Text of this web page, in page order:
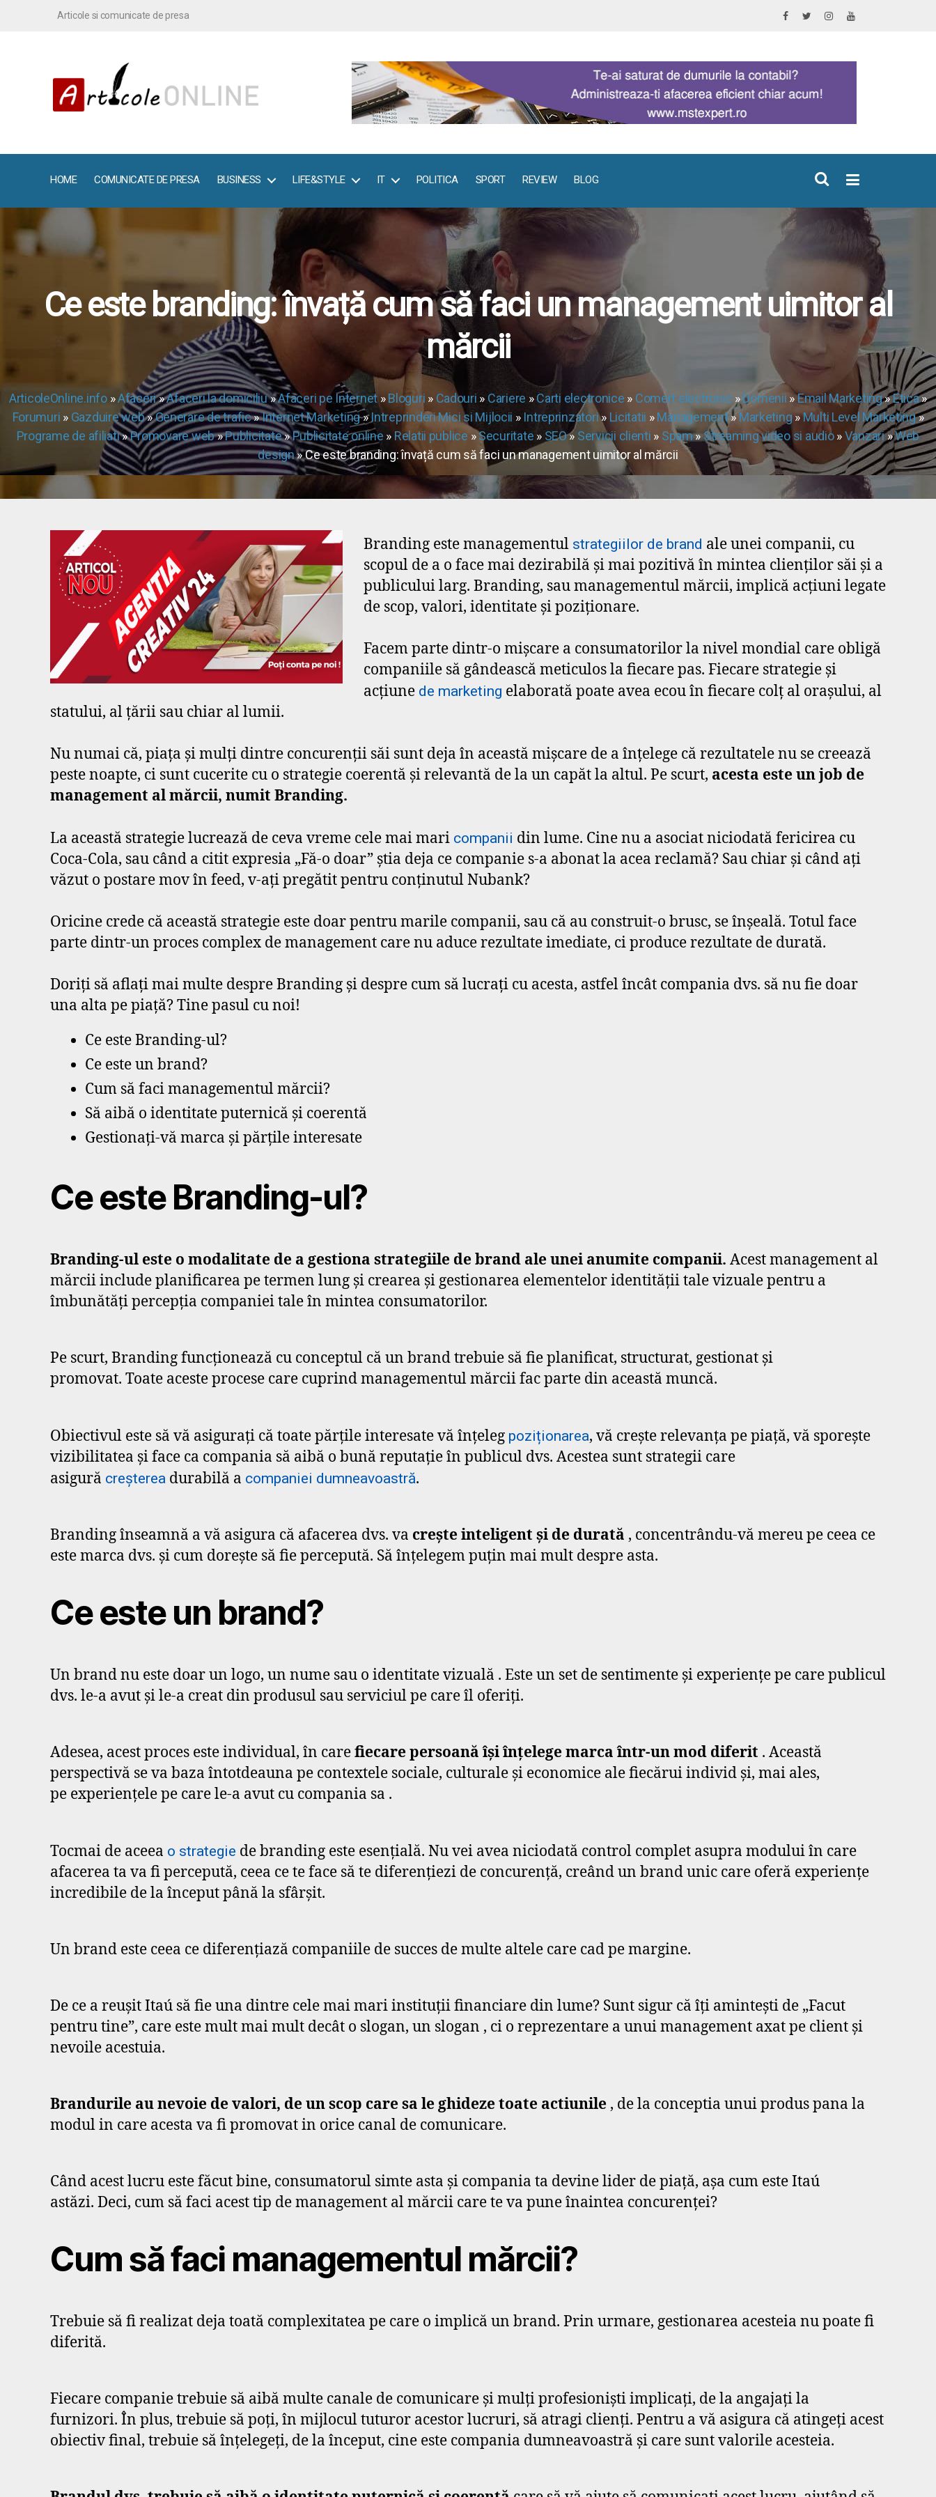
Articole si comunicate de presa
HOME COMUNICATE DE PRESA BUSINESS LIFE&STYLE IT POLITICA SPORT REVIEW BLOG
Ce este branding: învață cum să faci un management uimitor al
mărcii
ArticoleOnline.info»Afaceri»Afaceri la domiciliu»Afaceri pe Internet»Bloguri » Cadouri » Cariere »Carti electronice » Comert electronic »Domenii »Email Marketing»Etica»
Forumuri » Gazduire web»Generare de trafic»Internet Marketing»Intreprinderi Mici si Mijlocii » Intreprinzatori» Licitatii »Management»Marketing»Multi Level Marketing»
Programe de afiliati»Promovare web»Publicitate»Publicitate online » Relatii publice »Securitate » SEO» Servicii clienti » Spam»Streaming video si audio»Vanzari»Web
design» Ce este branding: învață cum să faci un management uimitor al mărcii
Branding este managementul strategiilor de brand ale unei companii, cu
scopul de a o face mai dezirabilă și mai pozitivă în mintea clienților săi și a
publicului larg. Branding, sau managementul mărcii, implică acțiuni legate
de scop, valori, identitate și poziționare.
Facem parte dintr-o mișcare a consumatorilor la nivel mondial care obligă
companiile să gândească meticulos la fiecare pas. Fiecare strategie și
acțiune de marketing elaborată poate avea ecou în fiecare colț al orașului, al
statului, al țării sau chiar al lumii.
Nu numai că, piața și mulți dintre concurenții săi sunt deja în această mișcare de a înțelege că rezultatele nu se creează
peste noapte, ci sunt cucerite cu o strategie coerentă și relevantă de la un capăt la altul. Pe scurt, acesta este un job de
management al mărcii, numit Branding.
La această strategie lucrează de ceva vreme cele mai mari companii din lume. Cine nu a asociat niciodată fericirea cu
Coca-Cola, sau când a citit expresia „Fă-o doar” știa deja ce companie s-a abonat la acea reclamă? Sau chiar și când ați
văzut o postare mov în feed, v-ați pregătit pentru conținutul Nubank?
Oricine crede că această strategie este doar pentru marile companii, sau că au construit-o brusc, se înșeală. Totul face
parte dintr-un proces complex de management care nu aduce rezultate imediate, ci produce rezultate de durată.
Doriți să aflați mai multe despre Branding și despre cum să lucrați cu acesta, astfel încât compania dvs. să nu fie doar
una alta pe piață? Tine pasul cu noi!
Ce este Branding-ul?
Ce este un brand?
Cum să faci managementul mărcii?
Să aibă o identitate puternică și coerentă
Gestionați-vă marca și părțile interesate
Ce este Branding-ul?
Branding-ul este o modalitate de a gestiona strategiile de brand ale unei anumite companii. Acest management al
mărcii include planificarea pe termen lung și crearea și gestionarea elementelor identității tale vizuale pentru a
îmbunătăți percepția companiei tale în mintea consumatorilor.
Pe scurt, Branding funcționează cu conceptul că un brand trebuie să fie planificat, structurat, gestionat și
promovat. Toate aceste procese care cuprind managementul mărcii fac parte din această muncă.
Obiectivul este să vă asigurați că toate părțile interesate vă înțeleg poziționarea, vă crește relevanța pe piață, vă sporește
vizibilitatea și face ca compania să aibă o bună reputație în publicul dvs. Acestea sunt strategii care
asigură creșterea durabilă a companiei dumneavoastră.
Branding înseamnă a vă asigura că afacerea dvs. va crește inteligent și de durată , concentrându-vă mereu pe ceea ce
este marca dvs. și cum dorește să fie percepută. Să înțelegem puțin mai mult despre asta.
Ce este un brand?
Un brand nu este doar un logo, un nume sau o identitate vizuală . Este un set de sentimente și experiențe pe care publicul
dvs. le-a avut și le-a creat din produsul sau serviciul pe care îl oferiți.
Adesea, acest proces este individual, în carefiecare persoană își înțelege marca într-un mod diferit . Această
perspectivă se va baza întotdeauna pe contextele sociale, culturale și economice ale fiecărui individ și, mai ales,
pe experiențele pe care le-a avut cu compania sa .
Tocmai de aceea o strategie de branding este esențială. Nu vei avea niciodată control complet asupra modului în care
afacerea ta va fi percepută, ceea ce te face să te diferențiezi de concurență, creând un brand unic care oferă experiențe
incredibile de la început până la sfârșit.
Un brand este ceea ce diferențiază companiile de succes de multe altele care cad pe margine.
De ce a reușit Itaú să fie una dintre cele mai mari instituții financiare din lume? Sunt sigur că îți amintești de „Facut
pentru tine”, care este mult mai mult decât o slogan, un slogan , ci o reprezentare a unui management axat pe client și
nevoile acestuia.
Brandurile au nevoie de valori, de un scop care sa le ghideze toate actiunile , de la conceptia unui produs pana la
modul in care acesta va fi promovat in orice canal de comunicare.
Când acest lucru este făcut bine, consumatorul simte asta și compania ta devine lider de piață, așa cum este Itaú
astăzi. Deci, cum să faci acest tip de management al mărcii care te va pune înaintea concurenței?
Cum să faci managementul mărcii?
Trebuie să fi realizat deja toată complexitatea pe care o implică un brand. Prin urmare, gestionarea acesteia nu poate fi
diferită.
Fiecare companie trebuie să aibă multe canale de comunicare și mulți profesioniști implicați, de la angajați la
furnizori. În plus, trebuie să poți, în mijlocul tuturor acestor lucruri, să atragi clienți. Pentru a vă asigura că atingeți acest
obiectiv final, trebuie să înțelegeți, de la început, cine este compania dumneavoastră și care sunt valorile acesteia.